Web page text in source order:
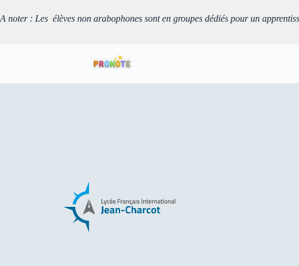
A noter : Les élèves non arabophones sont en groupes dédiés pour un